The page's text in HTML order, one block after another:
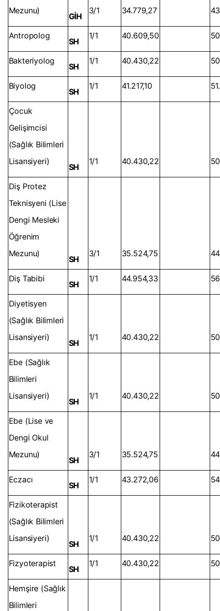
Mezunu)
GİH
3/1 34.779,27
Antropolog
SH
1/1 40.609,50
Bakteriyolog
SH
1/1 40.430,22
Biyolog
SH
1/1 41.217,10
Çocuk
Gelişimcisi
(Sağlık Bilimleri
Lisansiyeri)
SH
1/1 40.430,22
Diş Protez
Teknisyeni (Lise
Dengi Mesleki
Öğrenim
Mezunu)
SH
3/1 35.524,75
Diş Tabibi
SH
1/1 44.954,33
Diyetisyen
(Sağlık Bilimleri
Lisansiyeri)
SH
1/1 40.430,22
Ebe (Sağlık
Bilimleri
Lisansiyeri)
SH
1/1 40.430,22
Ebe (Lise ve
Dengi Okul
Mezunu)
SH
3/1 35.524,75
Eczacı
SH
1/1 43.272,06
Fizikoterapist
(Sağlık Bilimleri
Lisansiyeri)
SH
1/1 40.430,22
Fizyoterapist
SH
1/1 40.430,22
Hemşire (Sağlık
Bilimleri